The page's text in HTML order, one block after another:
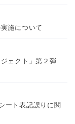
施について
ェクト」第２弾
ート表記誤りに関